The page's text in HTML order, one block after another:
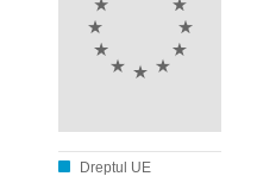
Dreptul UE